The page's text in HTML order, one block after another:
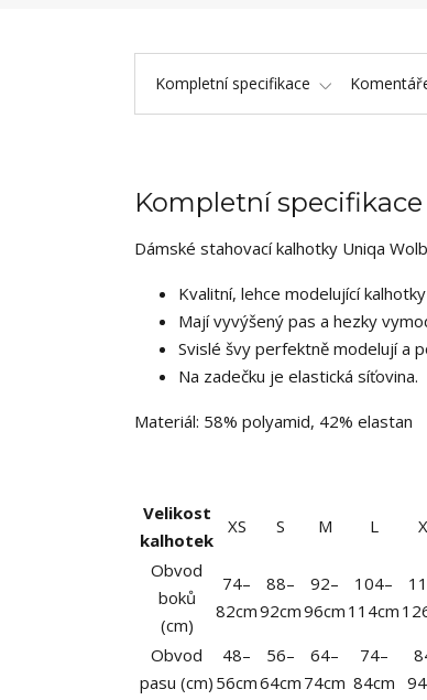
Kompletní specifikace
Kompletní specifikace
Dámské stahovací kalhotky Uniqa
Kvalitní, lehce modelující kalhotky
Mají vyvýšený pas a hezky
Svislé švy perfektně modelují a
Na zadečku je elastická síťovina.
Materiál: 58% polyamid, 42% elastan
Velikost
kalhotek
XS S M L
Obvod
boků
(cm)
74–
82cm
88–
92cm
92–
96cm
104–
114cm
Obvod
pasu (cm)
48–
56cm
56–
64cm
64–
74cm
74–
84cm